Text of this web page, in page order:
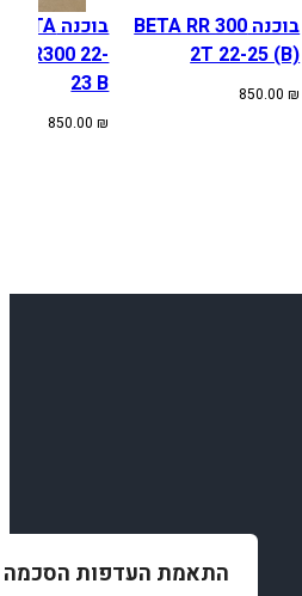
התאמת העדפות הסכמה
בוכנה BETA RR 300
2T 22-25 (B)
850.00₪
בוכנה BETA
22-
23 B
850.00₪